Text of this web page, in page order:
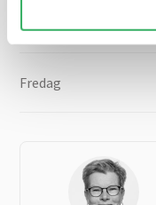
Fredag